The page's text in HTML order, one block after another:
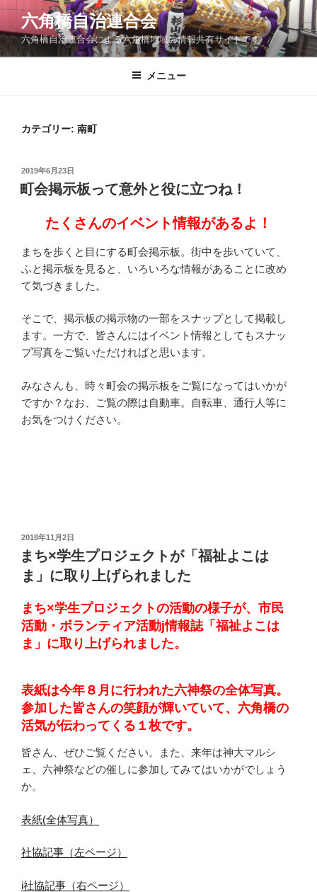
コ
テ
ン
六角橋自治連合会
六角橋自治連合会による六角橋地域の情報共有サイトです
メニュー
カテゴリー: 南町
投
稿
日:
2019年6月23日
町会掲示板って意外と役に立つね！
たくさんのイベント情報があるよ！
まちを歩くと目にする町会掲示板。街中を歩いていて、
ふと掲示板を見ると、いろいろな情報があることに改め
て気づきました。
そこで、掲示板の掲示物の一部をスナップとして掲載し
ます。一方で、皆さんにはイベント情報としてもスナッ
プ写真をご覧いただければと思います。
みなさんも、時々町会の掲示板をご覧になってはいかが
ですか？なお、ご覧の際は自動車。自転車、通行人等に
お気をつけください。
投
稿
日:
2018年11月2日
まち×学生プロジェクトが「福祉よこは
ま」に取り上げられました
まち×学生プロジェクトの活動の様子が、市民
活動・ボランティア活動j情報誌「福祉よこは
ま」に取り上げられました。
表紙は今年８月に行われた六神祭の全体写真。
参加した皆さんの笑顔が輝いていて、六角橋の
活気が伝わってくる１枚です。
皆さん、ぜひご覧ください。また、来年は神大マルシ
ェ、六神祭などの催しに参加してみてはいかがでしょう
か。
表紙(全体写真）
社協記事（左ページ）
i社協記事（右ページ）